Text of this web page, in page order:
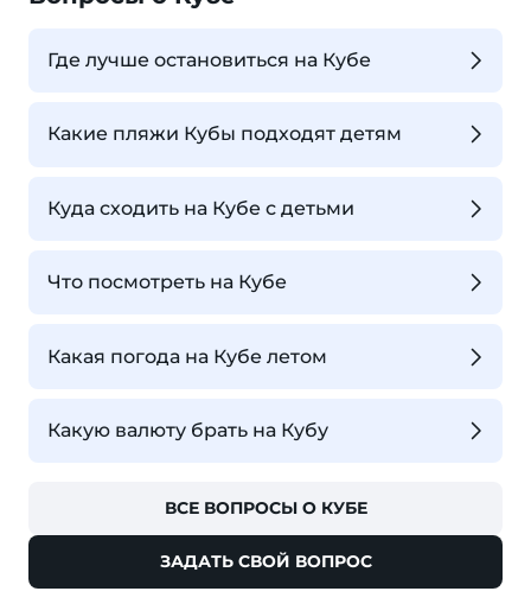
Где лучше остановиться на Кубе
Какие пляжи Кубы подходят детям
Куда сходить на Кубе с детьми
Что посмотреть на Кубе
Какая погода на Кубе летом
Какую валюту брать на Кубу
ВСЕ ВОПРОСЫ О КУБЕ
ЗАДАТЬ СВОЙ ВОПРОС